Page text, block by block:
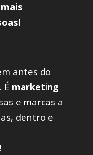
antes do
É marketing
e marcas a
dentro e